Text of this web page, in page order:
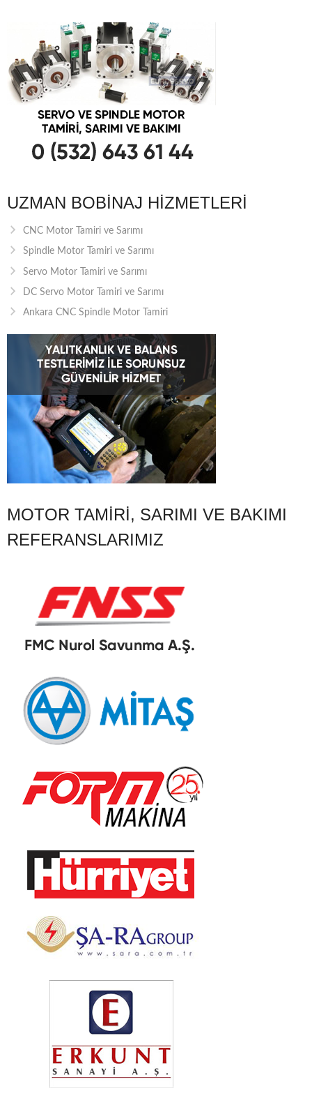
NAVIGATION
UZMAN BOBINAJ HIZMETLERI
CNC Motor Tamiri ve Sarımı
Spindle Motor Tamiri ve Sarımı
Servo Motor Tamiri ve Sarımı
DC Servo Motor Tamiri ve Sarımı
Ankara CNC Spindle Motor Tamiri
MOTOR TAMIRI, SARIMI VE BAKIMI
REFERANSLARIMIZ